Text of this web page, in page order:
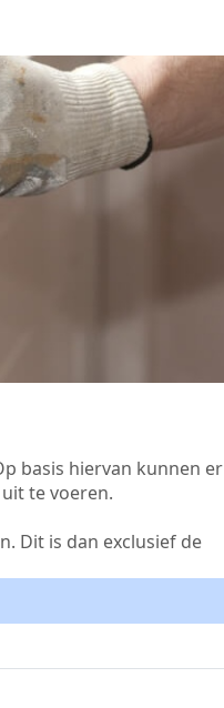
basis hiervan kunnen er
te voeren.
Dit is dan exclusief de